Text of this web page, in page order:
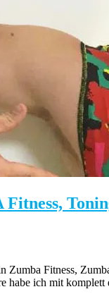
Zumba Fitness,
habe ich mit